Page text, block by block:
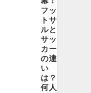
ク大
会」
との
関わ
り
は、
多く
のフ
ァン
場し
たラ
ー
ズ・
ヌー
トバ
ー選
手。
WBC
出場
フッ
トサ
ルと
サッ
カー
の違
い
は？
何人